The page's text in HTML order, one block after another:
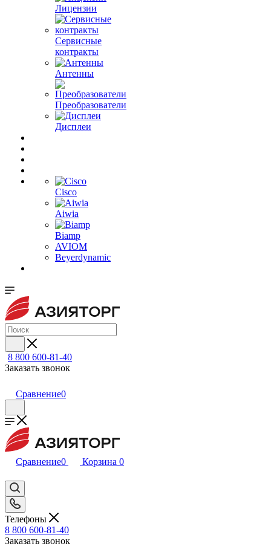
Лицензии
Сервисные
контракты
Антенны
Преобразователи
Дисплеи
Cisco
Aiwia
Biamp
AVIOM
Beyerdynamic
8 800 600-81-40
Заказать звонок
Сравнение0
Сравнение0 Корзина 0
Телефоны
8 800 600-81-40
Заказать звонок